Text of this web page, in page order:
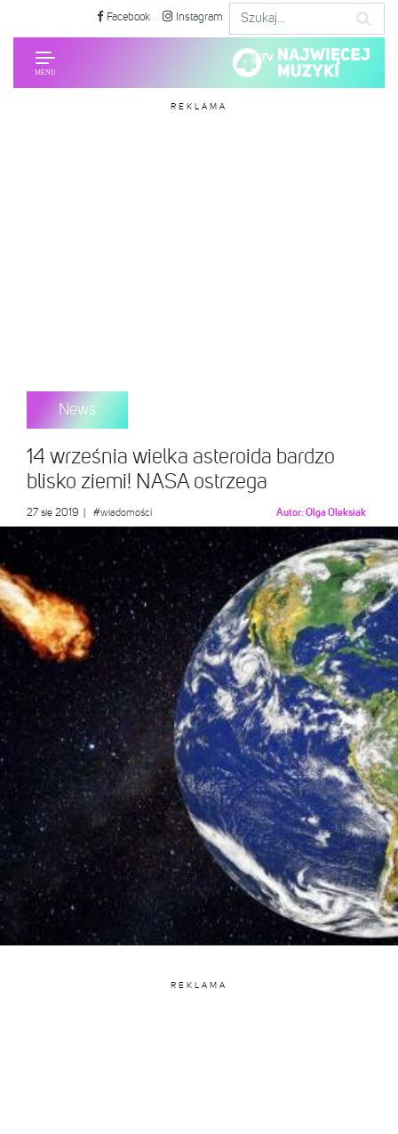
Facebook Instagram
REKLAMA
News
14 września wielka asteroida bardzo
blisko ziemi! NASA ostrzega
27 sie 2019 #wiadomości Autor:Olga Oleksiak
REKLAMA